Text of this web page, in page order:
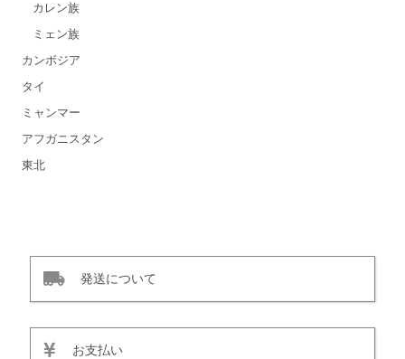
カレン族
ミェン族
カンボジア
タイ
ミャンマー
アフガニスタン
東北
発送について
お支払い